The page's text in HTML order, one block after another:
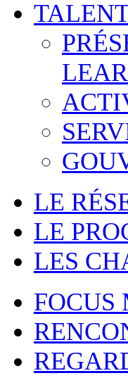
LE
LE
LES
FOCUS